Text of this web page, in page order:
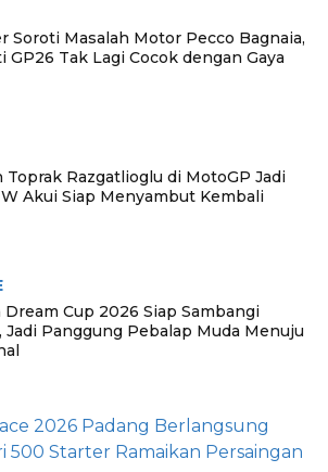
Soroti Masalah Motor Pecco Bagnaia,
GP26 Tak Lagi Cocok dengan Gaya
Toprak Razgatlioglu di MotoGP Jadi
Akui Siap Menyambut Kembali
Cup 2026 Siap Sambangi
Panggung Pebalap Muda Menuju